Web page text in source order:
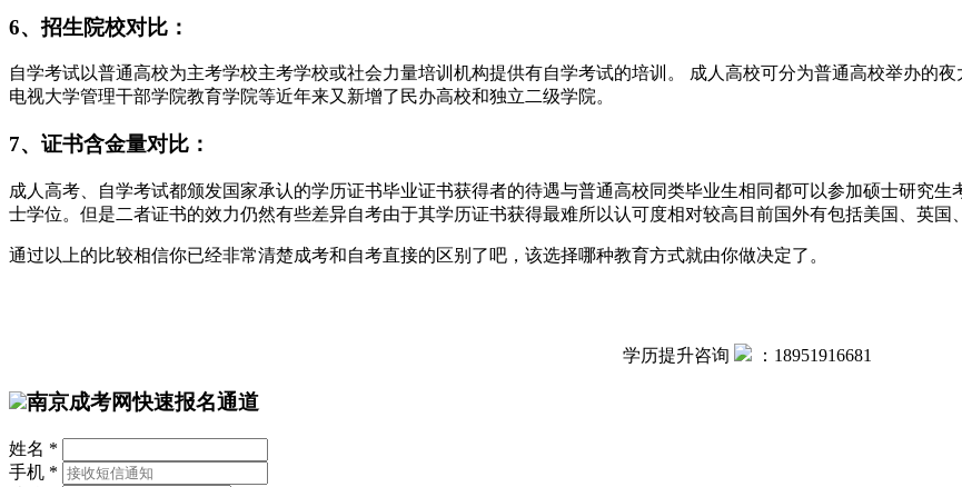
6、招生院校对比：
自学考试以普通高校为主考学校主考学校或社会力量培训机构提供有自学考试的培训。 成人高校可分为普通高校举办的
电视大学管理干部学院教育学院等近年来又新增了民办高校和独立二级学院。
7、证书含金量对比：
成人高考、自学考试都颁发国家承认的学历证书毕业证书获得者的待遇与普通高校同类毕业生相同都可以参加硕士研究
士学位。但是二者证书的效力仍然有些差异自考由于其学历证书获得最难所以认可度相对较高目前国外有包括美国、英国
通过以上的比较相信你已经非常清楚成考和自考直接的区别了吧，该选择哪种教育方式就由你做决定了。
学历提升咨询 ： 18951916681
南京成考网快速报名通道
姓名 *
手机 *